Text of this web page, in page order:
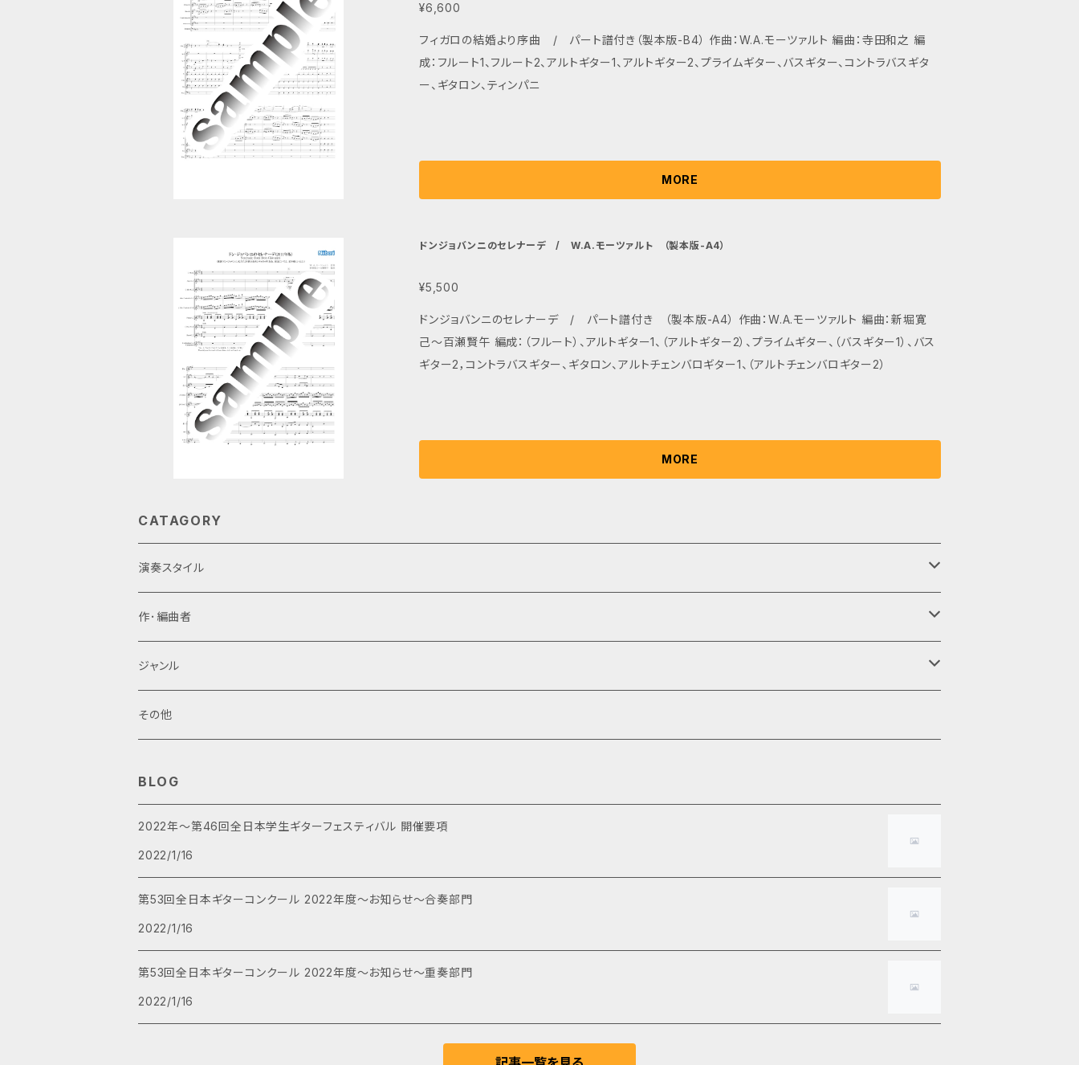
¥6,600
フィガロの結婚より序曲 / パート譜付き（製本版-B4） 作曲：W.A.モーツァルト 編曲：寺田和之 編
成：フルート1、フルート2、アルトギター1、アルトギター2、プライムギター、バスギター、コントラバスギタ
ー、ギタロン、ティンパニ
MORE
ドンジョバンニのセレナーデ / W.A.モーツァルト （製本版-A4）
¥5,500
ドンジョバンニのセレナーデ / パート譜付き （製本版-A4） 作曲：W.A.モーツァルト 編曲：新堀寛
己〜百瀬賢午 編成：（フルート）、アルトギター1、（アルトギター2）、プライムギター、（バスギター1）、バス
ギター2，コントラバスギター、ギタロン、アルトチェンバロギター1、（アルトチェンバロギター2）
MORE
CATAGORY
演奏スタイル
ギターアンサンブル・ギターオーケストラ
6重奏(Danrok)
5重奏(A1,A2,P,B,Gr)
ギター独奏
その他
作･編曲者
新堀寛己
寺田和之
アレンジ
田口尋夢
田中重次
ジャンル
オリジナル
ヴィヴァルディ
シューマン
邦楽
洋楽
映画・テレビ
スタジオジブリ
その他
BLOG
2022年～第46回全日本学生ギターフェスティバル 開催要項
2022/1/16
第53回全日本ギターコンクール 2022年度～お知らせ～合奏部門
2022/1/16
第53回全日本ギターコンクール 2022年度～お知らせ～重奏部門
2022/1/16